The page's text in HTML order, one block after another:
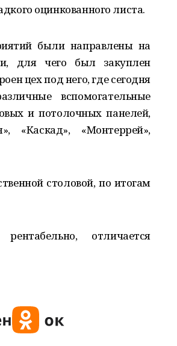
оцинкованного листа.
были направлены на
для чего был закуплен
цех под него, где сегодня
вспомогательные
и потолочных панелей,
«Каскад», «Монтеррей»,
столовой, по итогам
отличается